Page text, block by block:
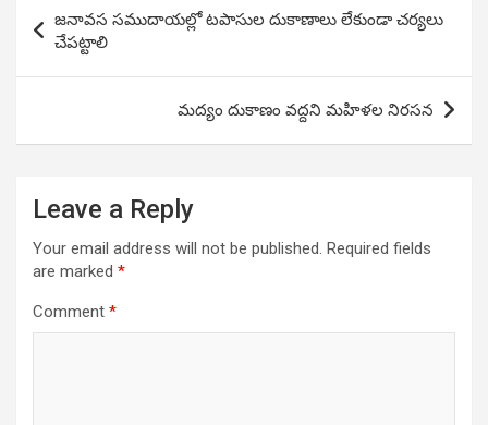
navigation
జనావస సముదాయల్లో టపాసుల దుకాణాలు లేకుండా చర్యలు
చేపట్టాలి
మద్యం దుకాణం వద్దని మహిళల నిరసన
Leave a Reply
Your email address will not be published. Required fields
are marked *
Comment *